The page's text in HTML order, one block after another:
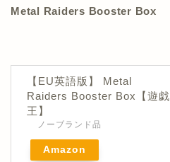
Metal Raiders Booster Box
【EU英語版】 Metal
Raiders Booster Box【遊戯
王】
ノーブランド品
Amazon